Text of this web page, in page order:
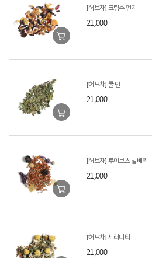
[허브차] 크림슨 펀치
21,000
[허브차] 쿨 민트
21,000
[허브차] 루이보스 빌베리
21,000
[허브차] 세러니티
21,000